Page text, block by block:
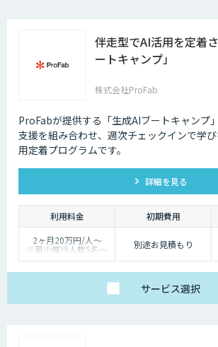
伴走型でAI活用を定着
ートキャンプ」
株式会社ProFab
ProFabが提供する「生成AIブートキャンプ
支援を組み合わせ、週次チェックインで学
用定着プログラムです。
詳細を見る
利用料金 初期費用
2ヶ月20万円/人〜
※最小催行人数5名〜
※対象ツールやカスタ
別途お見積もり
サービス選択